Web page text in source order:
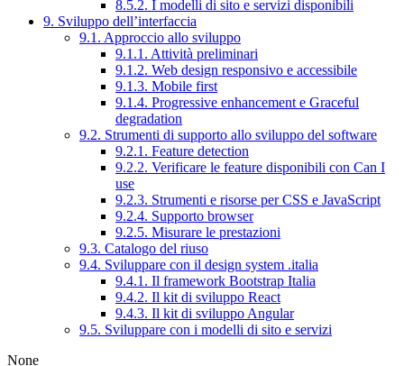
8.5.2. I modelli di sito e servizi disponibili
9. Sviluppo dell’interfaccia
9.1. Approccio allo sviluppo
9.1.1. Attività preliminari
9.1.2. Web design responsivo e accessibile
9.1.3. Mobile first
9.1.4. Progressive enhancement e Graceful
degradation
9.2. Strumenti di supporto allo sviluppo del software
9.2.1. Feature detection
9.2.2. Verificare le feature disponibili con Can I
use
9.2.3. Strumenti e risorse per CSS e JavaScript
9.2.4. Supporto browser
9.2.5. Misurare le prestazioni
9.3. Catalogo del riuso
9.4. Sviluppare con il design system .italia
9.4.1. Il framework Bootstrap Italia
9.4.2. Il kit di sviluppo React
9.4.3. Il kit di sviluppo Angular
9.5. Sviluppare con i modelli di sito e servizi
None